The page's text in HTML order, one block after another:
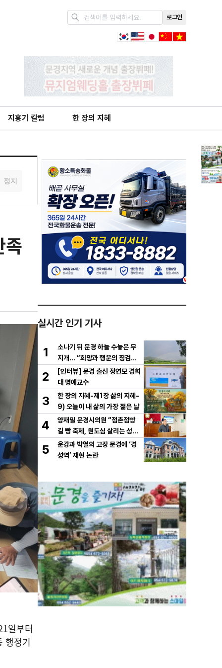
로그인
지홍기 칼럼 한 장의 지혜
정지
족
일부터
행정기
실시간 인기 기사
1
소나기 뒤 문경 하늘 수놓은 무
지개… “희망과 행운의 징검다
리”
2
[인터뷰] 문경 출신 정연모 경희
대 명예교수
3
한 장의 지혜-제1장 삶의 지혜-
9) 오늘이 내 삶의 가장 젊은 날
4
양재필 문경시의원 “점촌점빵
길 빵 축제, 원도심 살리는 성장
전략으로 키워야”
5
운강과 박열의 고장 문경에 ‘경
성역’ 재현 논란